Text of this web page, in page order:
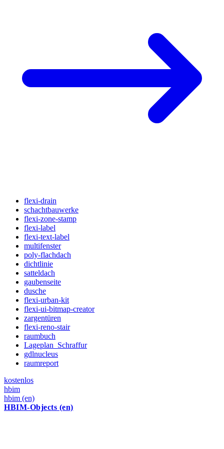
flexi-drain
schachtbauwerke
flexi-zone-stamp
flexi-label
flexi-text-label
multifenster
poly-flachdach
dichtlinie
satteldach
gaubenseite
dusche
flexi-urban-kit
flexi-ui-bitmap-creator
zargentüren
flexi-reno-stair
raumbuch
Lageplan_Schraffur
gdlnucleus
raumreport
kostenlos
hbim
hbim (en)
HBIM-Objects (en)